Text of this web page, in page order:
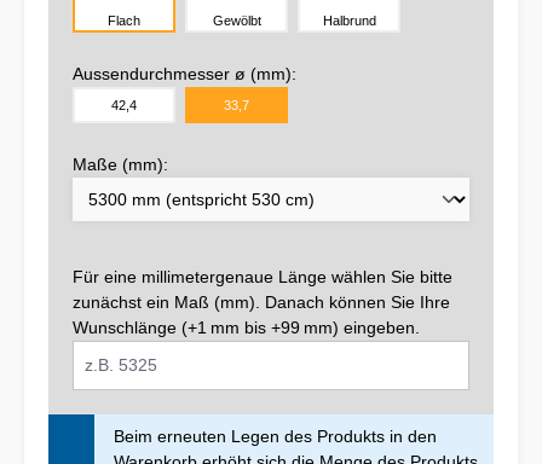
Flach Gewölbt Halbrund
Aussendurchmesser ø (mm):
42,4 33,7
Maße (mm):
Für eine millimetergenaue Länge wählen Sie bitte
zunächst ein Maß (mm). Danach können Sie Ihre
Wunschlänge (+1 mm bis +99 mm) eingeben.
Beim erneuten Legen des Produkts in den